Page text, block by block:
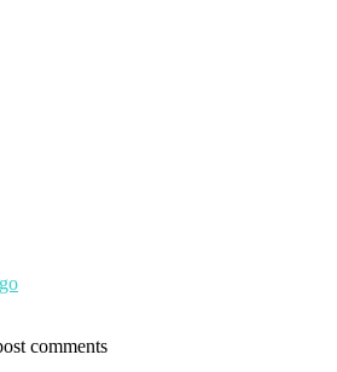
comments